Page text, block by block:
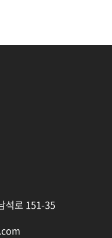
석로 151-35